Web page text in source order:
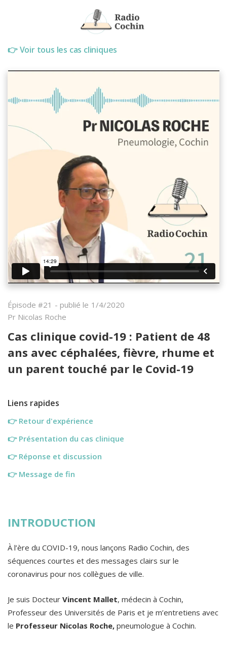
👉Voir tous les cas cliniques
Épisode #21 - publié le 1/4/2020
Pr Nicolas Roche
Cas clinique covid-19 : Patient de 48
ans avec céphalées, fièvre, rhume et
un parent touché par le Covid-19
Liens rapides
👉Retour d'expérience
👉Présentation du cas clinique
👉Réponse et discussion
👉Message de fin
INTRODUCTION
À l’ère du COVID-19, nous lançons Radio Cochin, des
séquences courtes et des messages clairs sur le
coronavirus pour nos collègues de ville.
Je suis Docteur Vincent Mallet, médecin à Cochin,
Professeur des Universités de Paris et je m’entretiens avec
le Professeur Nicolas Roche, pneumologue à Cochin.